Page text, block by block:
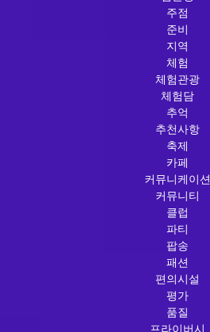
주점
준비
지역
체험
체험관광
체험담
추억
추천사항
축제
카페
커뮤니케이션
커뮤니티
클럽
파티
팝송
패션
편의시설
평가
품질
프라이버시